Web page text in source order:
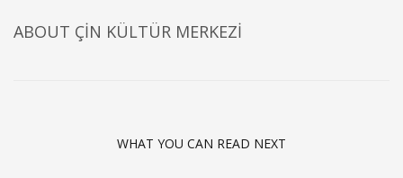
ABOUT ÇIN KÜLTÜR MERKEZI
WHAT YOU CAN READ NEXT